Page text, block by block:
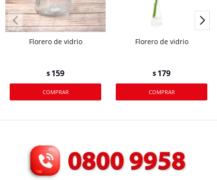
Florero de vidrio
$ 159
Florero de vidrio
$ 179